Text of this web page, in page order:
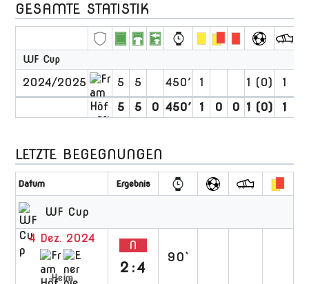
GESAMTE STATISTIK
WF Cup
2024/2025 5 5 450′ 1 1 (0)
1
5
5 0 450′ 1 0 0 1 (0) 1
LETZTE BEGEGNUNGEN
Datum Ergebnis
WF Cup
4 Dez. 2024
Heim
N
2:4
90`